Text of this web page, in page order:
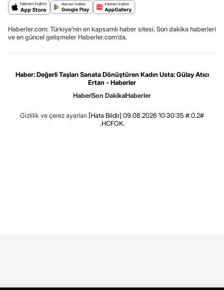
Haberler.com: Türkiye’nin en kapsamlı haber sitesi. Son dakika haberleri
ve en güncel gelişmeler Haberler.com’da.
Haber: Değerli Taşları Sanata Dönüştüren Kadın Usta: Gülay Atıcı
Ertan - Haberler
HaberSon DakikaHaberler
Gizlilik ve çerez ayarları [Hata Bildir] 09.08.2026 10:30:35 #.0.2#
.HCFOK.